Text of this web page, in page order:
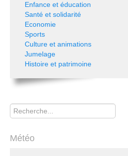
Enfance et éducation
Santé et solidarité
Economie
Sports
Culture et animations
Jumelage
Histoire et patrimoine
Rechercher
Météo